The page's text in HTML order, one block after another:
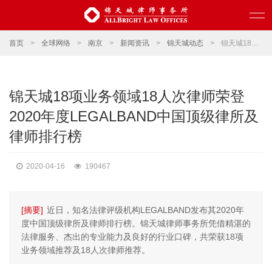
首页 > 全球网络 > 南京 > 新闻资讯 > 锦天城动态 > 锦天城18项业务领域18人次律师荣登2020年度LEGALBAND中国顶级律所及律师排行榜
锦天城18项业务领域18人次律师荣登
2020年度LEGALBAND中国顶级律所及
律师排行榜
2020-04-16 190467
[摘要] 近日，知名法律评级机构LEGALBAND发布其2020年
度中国顶级律所及律师排行榜。锦天城律师事务所凭借精湛的
法律服务、杰出的专业能力及良好的行业口碑，共荣获18项
业务领域推荐及18人次律师推荐。